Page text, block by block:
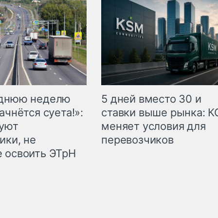
неделю
суета!»:
не
освоить ЭТрН
5 дней вместо 30 и
ставки выше рынка:
меняет условия для
перевозчиков